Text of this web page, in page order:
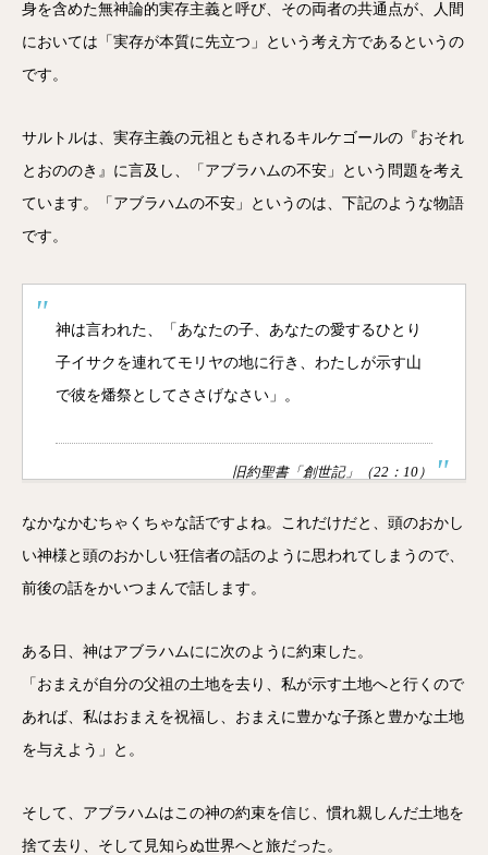
身を含めた無神論的実存主義と呼び、その両者の共通点が、人間
においては「実存が本質に先立つ」という考え方であるというの
です。
サルトルは、実存主義の元祖ともされるキルケゴールの『おそれ
とおののき』に言及し、「アブラハムの不安」という問題を考え
ています。「アブラハムの不安」というのは、下記のような物語
です。
神は言われた、「あなたの子、あなたの愛するひとり
子イサクを連れてモリヤの地に行き、わたしが示す山
で彼を燔祭としてささげなさい」。
旧約聖書「創世記」（22：10）
なかなかむちゃくちゃな話ですよね。これだけだと、頭のおかし
い神様と頭のおかしい狂信者の話のように思われてしまうので、
前後の話をかいつまんで話します。
ある日、神はアブラハムにに次のように約束した。
「おまえが自分の父祖の土地を去り、私が示す土地へと行くので
あれば、私はおまえを祝福し、おまえに豊かな子孫と豊かな土地
を与えよう」と。
そして、アブラハムはこの神の約束を信じ、慣れ親しんだ土地を
捨て去り、そして見知らぬ世界へと旅だった。